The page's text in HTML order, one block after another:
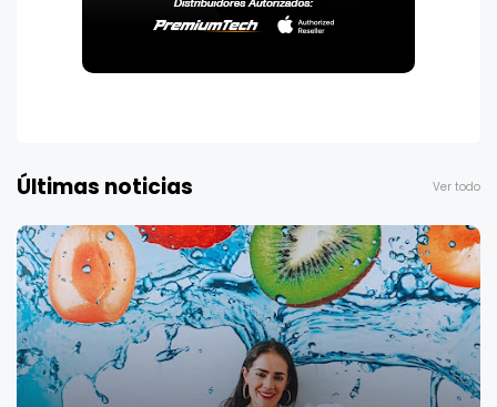
Últimas noticias Ver todo